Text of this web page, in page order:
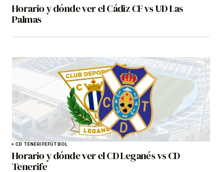
Horario y dónde ver el Cádiz CF vs UD Las
Palmas
CD TENERIFEFÚTBOL
Horario y dónde ver el CD Leganés vs CD
Tenerife